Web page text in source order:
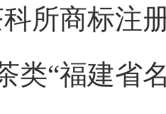
所商标注
类“福建省